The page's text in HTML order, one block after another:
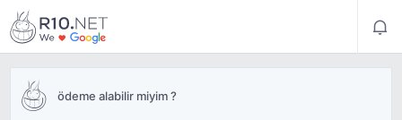
ödeme alabilir miyim ?